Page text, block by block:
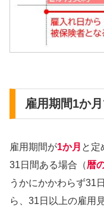
雇用期間1か
雇用期間が1か月 と定
31日間ある場合（暦
うかにかかわらず31
ら、31日以上の雇用